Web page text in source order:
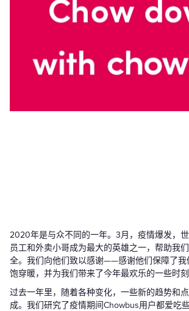
2020年是与众不同的一年。3月，疫情爆发，
员工和外卖小哥成为最大的英雄之一，帮助我
全。我们向他们致以感谢——感谢他们保障了我
饱穿暖，并为我们带来了今年最欢乐的一些时刻
过去一年里，随着各种变化，一些新的趋势和
成。我们研究了疫情期间Chowbus用户都爱吃